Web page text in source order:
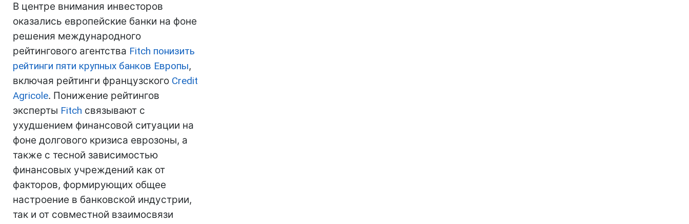
В центре внимания инвесторов
оказались европейские банки на фоне
решения международного
рейтингового агентства Fitch понизить
рейтинги пяти крупных банков Европы,
включая рейтинги французского Credit
Agricole. Понижение рейтингов
эксперты Fitch связывают с
ухудшением финансовой ситуации на
фоне долгового кризиса еврозоны, а
также с тесной зависимостью
финансовых учреждений как от
факторов, формирующих общее
настроение в банковской индустрии,
так и от совместной взаимосвязи